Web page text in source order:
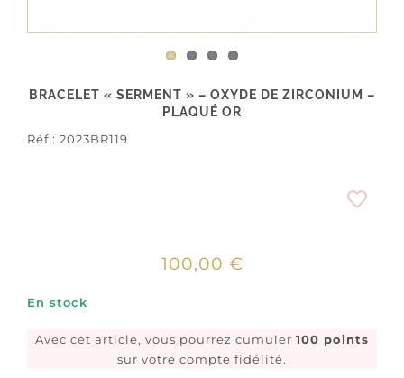
BRACELET « SERMENT » – OXYDE DE ZIRCONIUM –
PLAQUÉ OR
Réf : 2023BR119
100,00 €
En stock
Avec cet article, vous pourrez cumuler 100 points
sur votre compte fidélité.